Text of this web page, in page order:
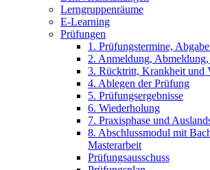
Lerngruppenräume
E-Learning
Prüfungen
1. Prüfungstermine,
2. Anmeldung,
3. Rücktritt, Krankheit und
4. Ablegen der Prüfung
5. Prüfungsergebnisse
6. Wiederholung
7. Praxisphase und
8. Abschlussmodul mit
Masterarbeit
Prüfungsausschuss